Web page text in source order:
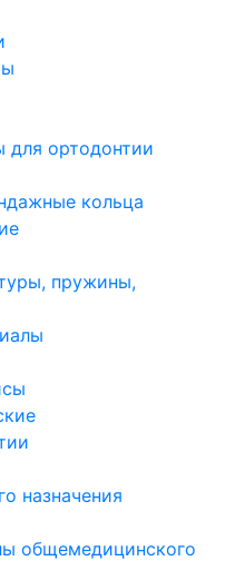
для ортодонтии
кольца
пружины,
назначения
общемедицинского